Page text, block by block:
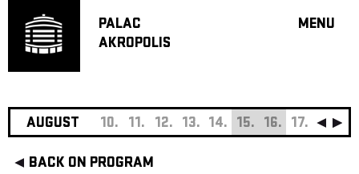
PALAC
AKROPOLIS
MENU
JAZZ
AUGUST 10. 11. 12. 13. 14. 15. 16. 17. 18.
BACK ON PROGRAM